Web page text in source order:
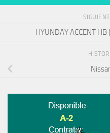
HYUNDAY ACCENT